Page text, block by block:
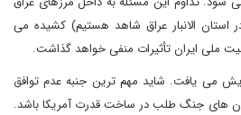
استان الانبار عراق شاهد هستیم) کشیده می
ملی ایران تأثیرات منفی خواهد گذاشت.
می یافت. شاید مهم ترین جنبه عدم توافق
های جنگ طلب در ساخت قدرت آمریکا باشد.